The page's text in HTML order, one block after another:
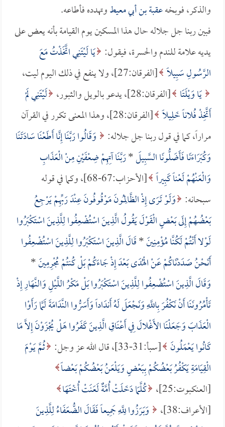
والذكر، فوبخهعقبة بن أبي معيطوتهدده فأطاعه.
فبين ربنا جل جلاله حال هذا المسكين يوم القيامة بأنه يعض على
يديه علامة للندم والحسرة، فيقول: يَا لَيْتَنِي اتَّخَذْتُ مَعَ
الرَّسُولِ سَبِيلاً [الفرقان:27]، ولا ينفع في ذلك اليوم ليت،
يَا وَيْلَتَا [الفرقان:28]، يدعو بالويل والثبور،
لَيْتَنِي لَمْ
أَتَّخِذْ فُلاناً خَلِيلاً
[الفرقان:28]، وهذا المعنى تكرر في القرآن
مراراً، كما في قول ربنا جل جلاله:
وَقَالُوا رَبَّنَا إِنَّا أَطَعْنَا سَادَتَنَا
وَكُبَرَاءَنَا فَأَضَلُّونَا السَّبِيلَ*رَبَّنَا آتِهِمْ ضِعْفَيْنِ مِنْ الْعَذَابِ
وَالْعَنْهُمْ لَعْناً كَبِيراً
[الأحزاب:67-68]، وكما في قوله
سبحانه: وَلَوْ تَرَى إِذْ الظَّالِمُونَ مَوْقُوفُونَ عِنْدَ رَبِّهِمْ يَرْجِعُ
بَعْضُهُمْ إِلَى بَعْضٍ الْقَوْلَ يَقُولُ الَّذِينَ اسْتُضْعِفُوا لِلَّذِينَ اسْتَكْبَرُوا
لَوْلا أَنْتُمْ لَكُنَّا مُؤْمِنِينَ*قَالَ الَّذِينَ اسْتَكْبَرُوا لِلَّذِينَ اسْتُضْعِفُوا
أَنَحْنُ صَدَدْنَاكُمْ عَنْ الْهُدَى بَعْدَ إِذْ جَاءَكُمْ بَلْ كُنتُمْ مُجْرِمِينَ*
وَقَالَ الَّذِينَ اسْتُضْعِفُوا لِلَّذِينَ اسْتَكْبَرُوا بَلْ مَكْرُ اللَّيْلِ وَالنَّهَارِ إِذْ
تَأْمُرُونَنَا أَنْ نَكْفُرَ بِاللَّهِ وَنَجْعَلَ لَهُ أَندَاداً وَأَسَرُّوا النَّدَامَةَ لَمَّا رَأَوْا
الْعَذَابَ وَجَعَلْنَا الأَغْلالَ فِي أَعْنَاقِ الَّذِينَ كَفَرُوا هَلْ يُجْزَوْنَ إِلاَّ مَا
كَانُوا يَعْمَلُونَ [سبأ:31-33]، قال الله عز وجل:
ثُمَّ يَوْمَ
الْقِيَامَةِ يَكْفُرُ بَعْضُكُمْ بِبَعْضٍ وَيَلْعَنُ بَعْضُكُمْ بَعْضاً
[العنكبوت:25]،
كُلَّمَا دَخَلَتْ أُمَّةٌ لَعَنَتْ أُخْتَهَا
[الأعراف:38]،
وَبَرَزُوا لِلَّهِ جَمِيعاً فَقَالَ الضُّعَفَاءُ لِلَّذِينَ